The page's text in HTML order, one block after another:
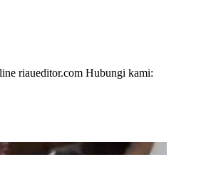
riaueditor.com Hubungi kami: